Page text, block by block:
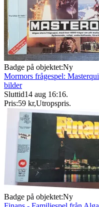
Badge på objektet:Ny
Mormors frågespel:
bilder
Sluttid14 aug 16:16.
Pris:59 kr,Utropspris.
Badge på objektet:Ny